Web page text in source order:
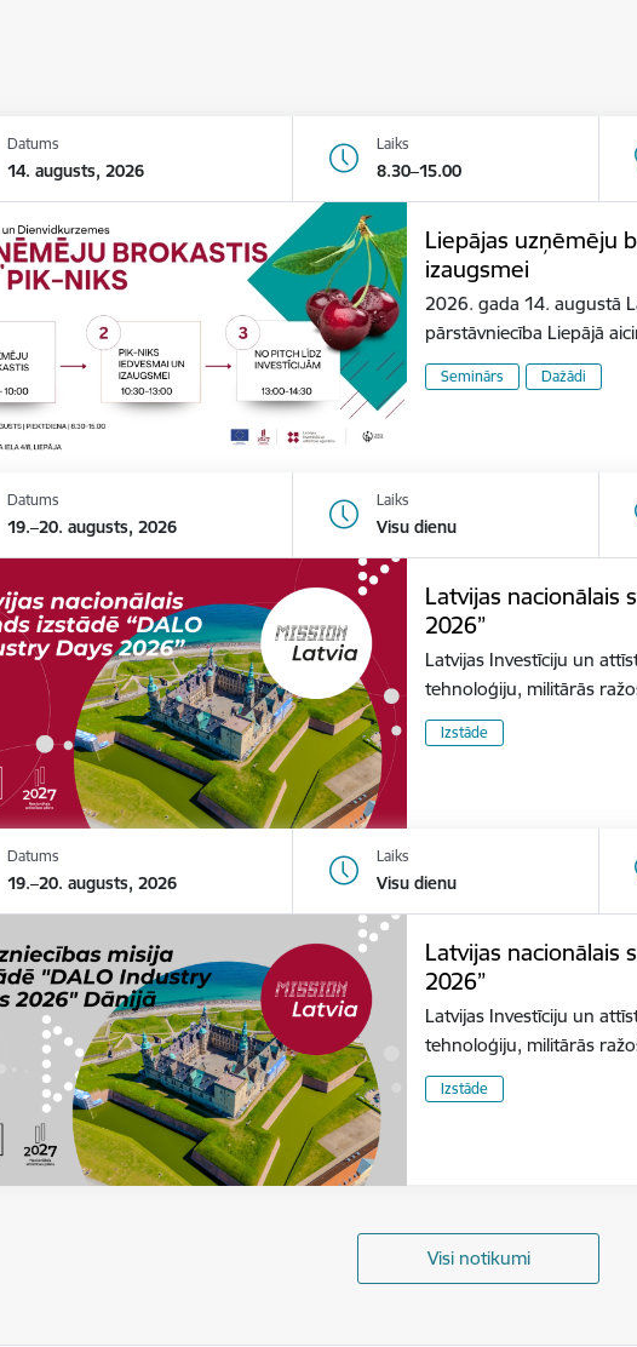
Datums
14. augusts, 2026
Laiks
8.30–15.00
Liepājas uzņēmēju
izaugsmei
2026. gada 14. augustā
pārstāvniecība Liepājā
Seminārs Dažādi
Datums
19.–20. augusts, 2026
Laiks
Visu dienu
Latvijas nacionālais
2026”
Latvijas Investīciju un
tehnoloģiju, militārās
Izstāde
Datums
19.–20. augusts, 2026
Laiks
Visu dienu
Latvijas nacionālais
2026”
Latvijas Investīciju un
tehnoloģiju, militārās
Izstāde
Visi notikumi